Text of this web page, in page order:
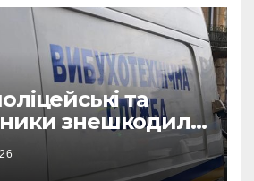
та
знешкодили
авіабомбу